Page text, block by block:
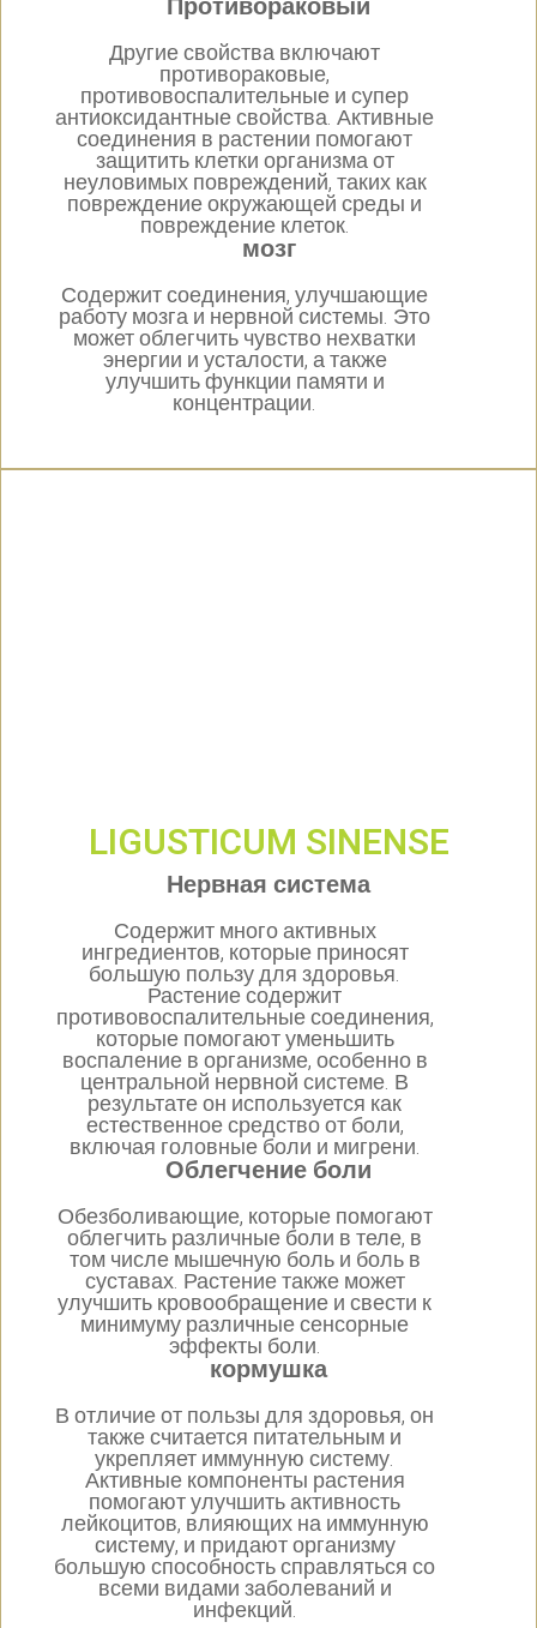
Другие свойства включают
противораковые,
противовоспалительные и супер
антиоксидантные свойства. Активные
соединения в растении помогают
защитить клетки организма от
неуловимых повреждений, таких как
повреждение окружающей среды и
повреждение клеток.
мозг
Содержит соединения, улучшающие
работу мозга и нервной системы. Это
может облегчить чувство нехватки
энергии и усталости, а также
улучшить функции памяти и
концентрации.
LIGUSTICUM SINENSE
Нервная система
Содержит много активных
ингредиентов, которые приносят
большую пользу для здоровья.
Растение содержит
противовоспалительные соединения,
которые помогают уменьшить
воспаление в организме, особенно в
центральной нервной системе. В
результате он используется как
естественное средство от боли,
включая головные боли и мигрени.
Облегчение боли
Обезболивающие, которые помогают
облегчить различные боли в теле, в
том числе мышечную боль и боль в
суставах. Растение также может
улучшить кровообращение и свести к
минимуму различные сенсорные
эффекты боли.
кормушка
В отличие от пользы для здоровья, он
также считается питательным и
укрепляет иммунную систему.
Активные компоненты растения
помогают улучшить активность
лейкоцитов, влияющих на иммунную
систему, и придают организму
большую способность справляться со
всеми видами заболеваний и
инфекций.